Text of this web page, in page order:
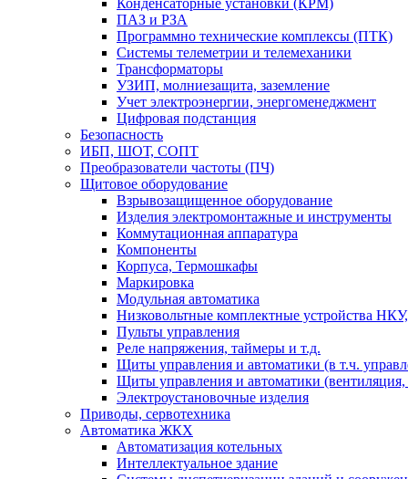
Конденсаторные установки (КРМ)
ПАЗ и РЗА
Программно технические комплексы (ПТК)
Системы телеметрии и телемеханики
Трансформаторы
УЗИП, молниезащита, заземление
Учет электроэнергии, энергоменеджмент
Цифровая подстанция
Безопасность
ИБП, ШОТ, СОПТ
Преобразователи частоты (ПЧ)
Щитовое оборудование
Взрывозащищенное оборудование
Изделия электромонтажные и инструменты
Коммутационная аппаратура
Компоненты
Корпуса, Термошкафы
Маркировка
Модульная автоматика
Низковольтные комплектные устройства
Пульты управления
Реле напряжения, таймеры и т.д.
Щиты управления и автоматики (в т.ч.
Щиты управления и автоматики (вентиляция,
Электроустановочные изделия
Приводы, сервотехника
Автоматика ЖКХ
Автоматизация котельных
Интеллектуальное здание